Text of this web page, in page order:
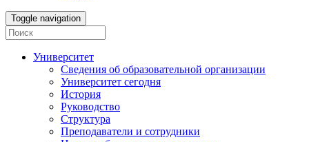
Toggle navigation
Университет
Сведения об образовательной организации
Университет сегодня
История
Руководство
Структура
Преподаватели и сотрудники